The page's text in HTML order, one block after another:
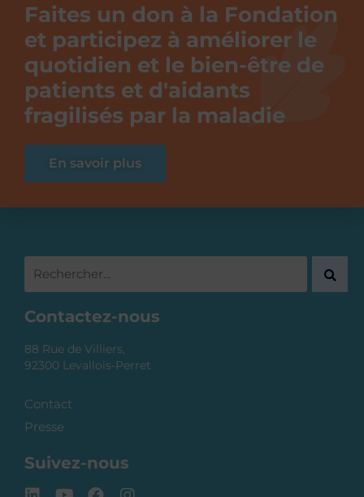
Faites un don à la Fondation
et participez à améliorer le
quotidien et le bien-être de
patients et d'aidants
fragilisés par la maladie
En savoir plus
Contactez-nous
88 Rue de Villiers,
92300 Levallois-Perret
Contact
Presse
Suivez-nous